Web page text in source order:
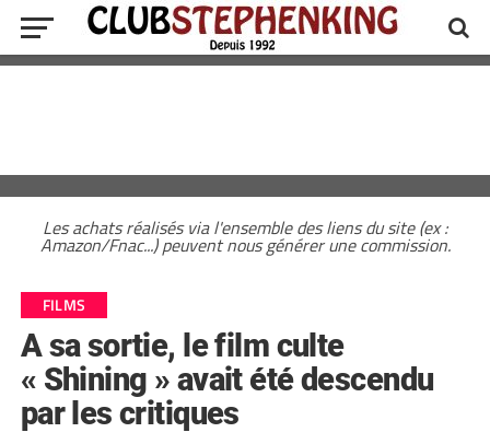
Les achats réalisés via l'ensemble des liens du site (ex :
Amazon/Fnac...) peuvent nous générer une commission.
FILMS
A sa sortie, le film culte
« Shining » avait été descendu
par les critiques